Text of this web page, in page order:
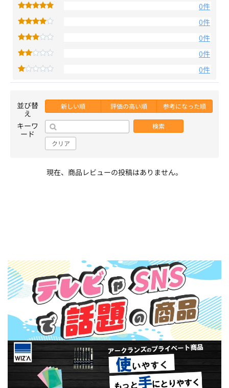
0件
0件
0件
0件
0件
並び替
え
新しい順 評価の高い順 参考になった順
キーワ
ード
検索
クリア
現在、商品レビューの投稿はありません。